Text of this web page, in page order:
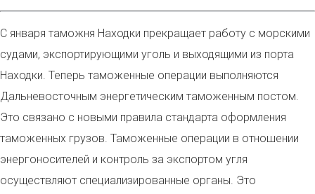
С января таможня Находки прекращает работу с морскими
судами, экспортирующими уголь и выходящими из порта
Находки. Теперь таможенные операции выполняются
Дальневосточным энергетическим таможенным постом.
Это связано с новыми правила стандарта оформления
таможенных грузов. Таможенные операции в отношении
энергоносителей и контроль за экспортом угля
осуществляют специализированные органы. Это